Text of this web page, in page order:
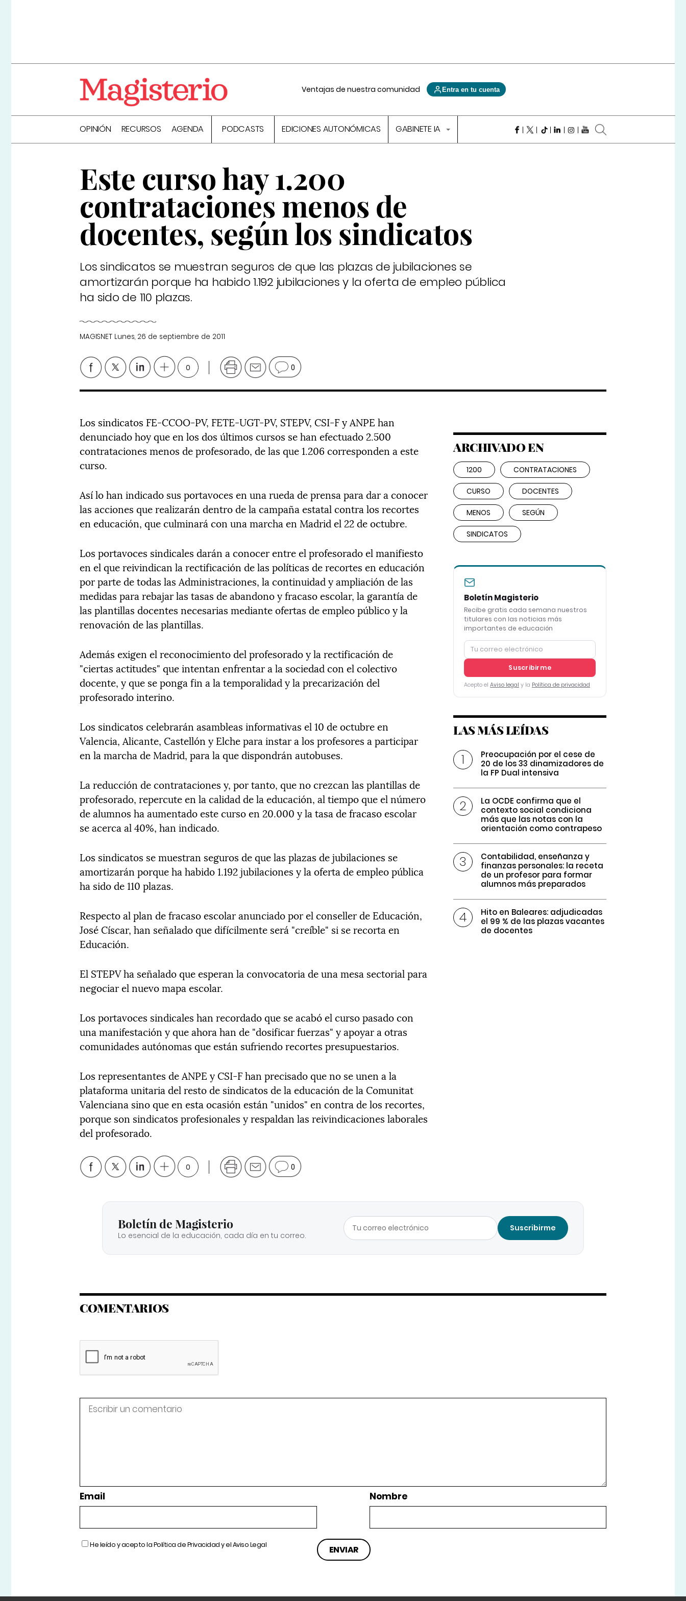
Ventajas de nuestra comunidad Entra en tu cuenta
OPINIÓN RECURSOS AGENDA PODCASTS EDICIONES AUTONÓMICAS GABINETE IA
Este curso hay 1.200
contrataciones menos de
docentes, según los sindicatos
Los sindicatos se muestran seguros de que las plazas de jubilaciones se
amortizarán porque ha habido 1.192 jubilaciones y la oferta de empleo pública
ha sido de 110 plazas.
MAGISNET Lunes, 26 de septiembre de 2011
0 0
Los sindicatos FE-CCOO-PV, FETE-UGT-PV, STEPV, CSI-F y ANPE han
denunciado hoy que en los dos últimos cursos se han efectuado 2.500
contrataciones menos de profesorado, de las que 1.206 corresponden a este
curso.
Así lo han indicado sus portavoces en una rueda de prensa para dar a conocer
las acciones que realizarán dentro de la campaña estatal contra los recortes
en educación, que culminará con una marcha en Madrid el 22 de octubre.
Los portavoces sindicales darán a conocer entre el profesorado el manifiesto
en el que reivindican la rectificación de las políticas de recortes en educación
por parte de todas las Administraciones, la continuidad y ampliación de las
medidas para rebajar las tasas de abandono y fracaso escolar, la garantía de
las plantillas docentes necesarias mediante ofertas de empleo público y la
renovación de las plantillas.
Además exigen el reconocimiento del profesorado y la rectificación de
"ciertas actitudes" que intentan enfrentar a la sociedad con el colectivo
docente, y que se ponga fin a la temporalidad y la precarización del
profesorado interino.
Los sindicatos celebrarán asambleas informativas el 10 de octubre en
Valencia, Alicante, Castellón y Elche para instar a los profesores a participar
en la marcha de Madrid, para la que dispondrán autobuses.
La reducción de contrataciones y, por tanto, que no crezcan las plantillas de
profesorado, repercute en la calidad de la educación, al tiempo que el número
de alumnos ha aumentado este curso en 20.000 y la tasa de fracaso escolar
se acerca al 40%, han indicado.
Los sindicatos se muestran seguros de que las plazas de jubilaciones se
amortizarán porque ha habido 1.192 jubilaciones y la oferta de empleo pública
ha sido de 110 plazas.
Respecto al plan de fracaso escolar anunciado por el conseller de Educación,
José Císcar, han señalado que difícilmente será "creíble" si se recorta en
Educación.
El STEPV ha señalado que esperan la convocatoria de una mesa sectorial para
negociar el nuevo mapa escolar.
Los portavoces sindicales han recordado que se acabó el curso pasado con
una manifestación y que ahora han de "dosificar fuerzas" y apoyar a otras
comunidades autónomas que están sufriendo recortes presupuestarios.
Los representantes de ANPE y CSI-F han precisado que no se unen a la
plataforma unitaria del resto de sindicatos de la educación de la Comunitat
Valenciana sino que en esta ocasión están "unidos" en contra de los recortes,
porque son sindicatos profesionales y respaldan las reivindicaciones laborales
del profesorado.
0 0
ARCHIVADO EN
1200 CONTRATACIONES
CURSO DOCENTES
MENOS SEGÚN
SINDICATOS
Boletín Magisterio
Recibe gratis cada semana nuestros
titulares con las noticias más
importantes de educación
Suscribirme
Acepto el Aviso legal y la Política de privacidad
LAS MÁS LEÍDAS
Preocupación por el cese de
20 de los 33 dinamizadores de
la FP Dual intensiva
La OCDE confirma que el
contexto social condiciona
más que las notas con la
orientación como contrapeso
Contabilidad, enseñanza y
finanzas personales: la receta
de un profesor para formar
alumnos más preparados
Hito en Baleares: adjudicadas
el 99 % de las plazas vacantes
de docentes
Boletín de Magisterio
Lo esencial de la educación, cada día en tu correo.
Suscribirme
COMENTARIOS
Email Nombre
He leído y acepto laPolítica de Privacidady elAviso Legal